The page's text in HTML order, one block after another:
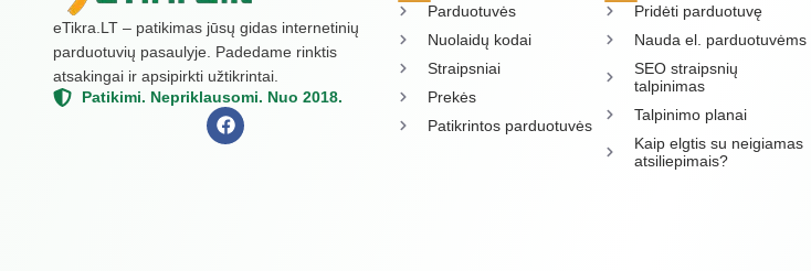
eTikra.LT – patikimas jūsų gidas internetinių
parduotuvių pasaulyje. Padedame rinktis
atsakingai ir apsipirkti užtikrintai.
Patikimi. Nepriklausomi. Nuo 2018.
Parduotuvės
Nuolaidų kodai
Straipsniai
Prekės
Patikrintos parduotuvės
Pridėti parduotuvę
Nauda el. parduotuvėms
SEO straipsnių
talpinimas
Talpinimo planai
Kaip elgtis su neigiamas
atsiliepimais?